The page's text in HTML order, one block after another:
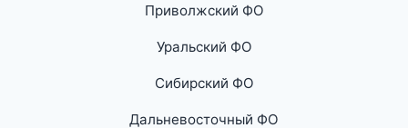
Приволжский ФО
Уральский ФО
Сибирский ФО
Дальневосточный ФО